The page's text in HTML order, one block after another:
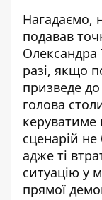
Нагадаємо,
подавав
Олександра
разі, якщо
призведе
голова
керуватиме
сценарій
адже ті
ситуацію у
прямої